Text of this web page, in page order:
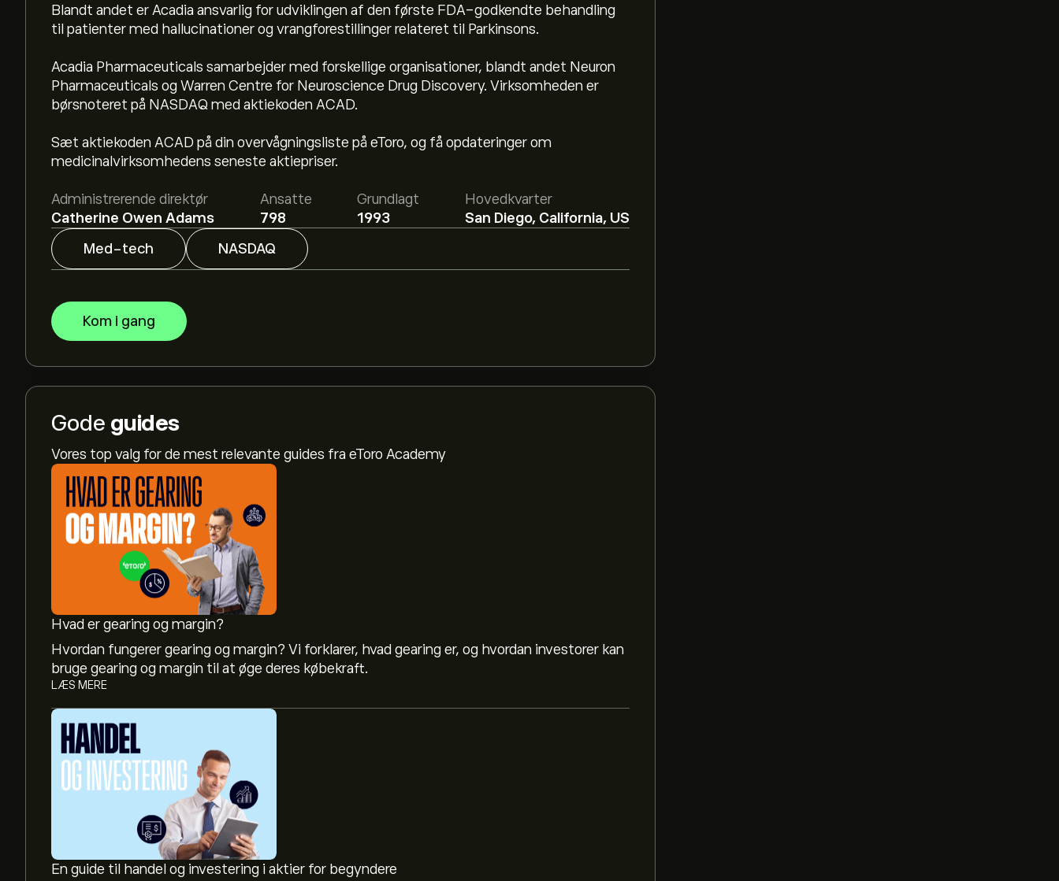
Blandt andet er Acadia ansvarlig for udviklingen af den første FDA-godkendte behandling
til patienter med hallucinationer og vrangforestillinger relateret til Parkinsons.
Acadia Pharmaceuticals samarbejder med forskellige organisationer, blandt andet Neuron
Pharmaceuticals og Warren Centre for Neuroscience Drug Discovery. Virksomheden er
børsnoteret på NASDAQ med aktiekoden ACAD.
Sæt aktiekoden ACAD på din overvågningsliste på eToro, og få opdateringer om
medicinalvirksomhedens seneste aktiepriser.
Administrerende direktør
Catherine Owen Adams
Ansatte
798
Grundlagt
1993
Hovedkvarter
San Diego, California, US
Med-tech
NASDAQ
Kom i gang
Gode guides
Vores top valg for de mest relevante guides fra eToro Academy
Hvad er gearing og margin?
Hvordan fungerer gearing og margin? Vi forklarer, hvad gearing er, og hvordan investorer kan
bruge gearing og margin til at øge deres købekraft.
LÆS MERE
En guide til handel og investering i aktier for begyndere